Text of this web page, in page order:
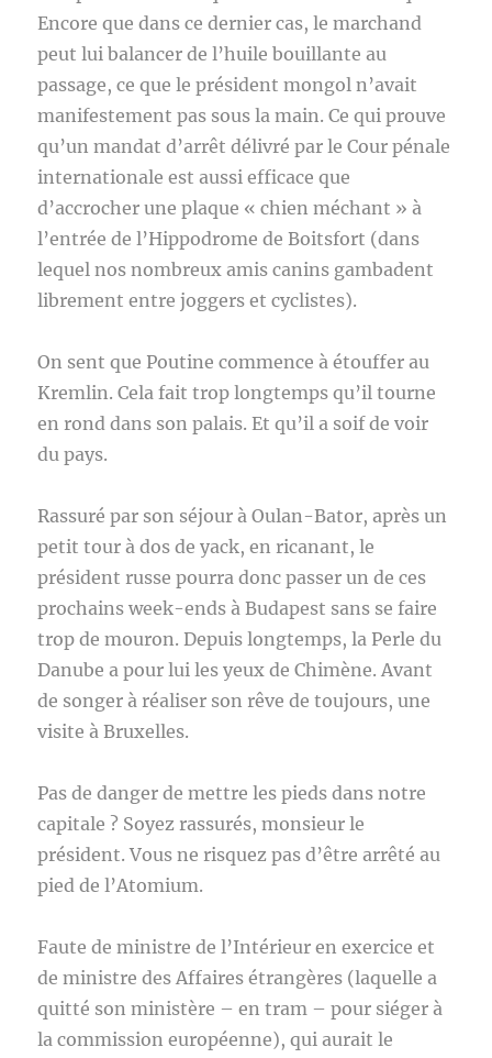
Encore que dans ce dernier cas, le marchand
peut lui balancer de l’huile bouillante au
passage, ce que le président mongol n’avait
manifestement pas sous la main. Ce qui prouve
qu’un mandat d’arrêt délivré par le Cour pénale
internationale est aussi efficace que
d’accrocher une plaque « chien méchant » à
l’entrée de l’Hippodrome de Boitsfort (dans
lequel nos nombreux amis canins gambadent
librement entre joggers et cyclistes).
On sent que Poutine commence à étouffer au
Kremlin. Cela fait trop longtemps qu’il tourne
en rond dans son palais. Et qu’il a soif de voir
du pays.
Rassuré par son séjour à Oulan-Bator, après un
petit tour à dos de yack, en ricanant, le
président russe pourra donc passer un de ces
prochains week-ends à Budapest sans se faire
trop de mouron. Depuis longtemps, la Perle du
Danube a pour lui les yeux de Chimène. Avant
de songer à réaliser son rêve de toujours, une
visite à Bruxelles.
Pas de danger de mettre les pieds dans notre
capitale ? Soyez rassurés, monsieur le
président. Vous ne risquez pas d’être arrêté au
pied de l’Atomium.
Faute de ministre de l’Intérieur en exercice et
de ministre des Affaires étrangères (laquelle a
quitté son ministère – en tram – pour siéger à
la commission européenne), qui aurait le